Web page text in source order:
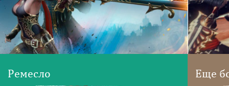
Ремесло Еще